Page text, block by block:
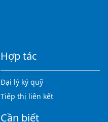
Hợp tác
Đại lý ký quỹ
Tiếp thị liên kết
Cần biết